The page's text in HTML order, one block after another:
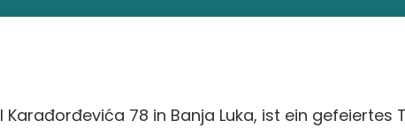
78 in Banja Luka, ist ein